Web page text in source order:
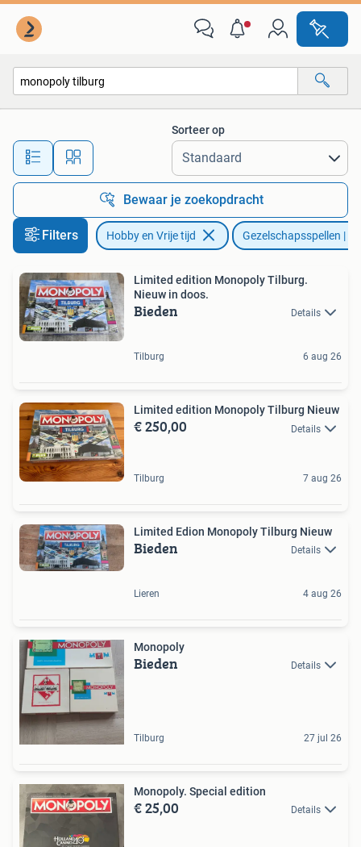
Alle afstanden…
Sorteer op
Bewaar je zoekopdracht
Filters Hobby en Vrije tijd Gezelschapsspellen |
Limited edition Monopoly Tilburg.
Nieuw in doos.
Bieden Details
Tilburg 6 aug 26
Limited edition Monopoly Tilburg Nieuw
€ 250,00 Details
Tilburg 7 aug 26
Limited Edion Monopoly Tilburg Nieuw
Bieden Details
Lieren 4 aug 26
Monopoly
Bieden Details
Tilburg 27 jul 26
Monopoly. Special edition
€ 25,00 Details